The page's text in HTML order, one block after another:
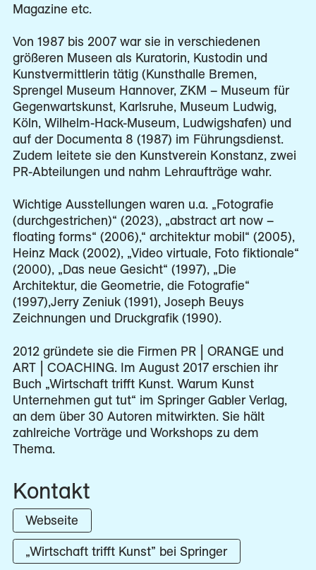
Magazine etc.
Von 1987 bis 2007 war sie in verschiedenen
größeren Museen als Kuratorin, Kustodin und
Kunstvermittlerin tätig (Kunsthalle Bremen,
Sprengel Museum Hannover, ZKM – Museum für
Gegenwartskunst, Karlsruhe, Museum Ludwig,
Köln, Wilhelm-Hack-Museum, Ludwigshafen) und
auf der Documenta 8 (1987) im Führungsdienst.
Zudem leitete sie den Kunstverein Konstanz, zwei
PR-Abteilungen und nahm Lehraufträge wahr.
Wichtige Ausstellungen waren u.a. „Fotografie
(durchgestrichen)“ (2023), „abstract art now –
floating forms“ (2006),“ architektur mobil“ (2005),
Heinz Mack (2002), „Video virtuale, Foto fiktionale“
(2000), „Das neue Gesicht“ (1997), „Die
Architektur, die Geometrie, die Fotografie“
(1997),Jerry Zeniuk (1991), Joseph Beuys
Zeichnungen und Druckgrafik (1990).
2012 gründete sie die Firmen PR | ORANGE und
ART | COACHING. Im August 2017 erschien ihr
Buch „Wirtschaft trifft Kunst. Warum Kunst
Unternehmen gut tut“ im Springer Gabler Verlag,
an dem über 30 Autoren mitwirkten. Sie hält
zahlreiche Vorträge und Workshops zu dem
Thema.
Kontakt
Webseite
„Wirtschaft trifft Kunst” bei Springer